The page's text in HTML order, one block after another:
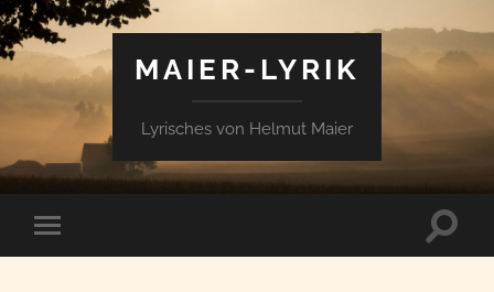
MAIER-LYRIK
Lyrisches von Helmut Maier
Mobile-
Menü